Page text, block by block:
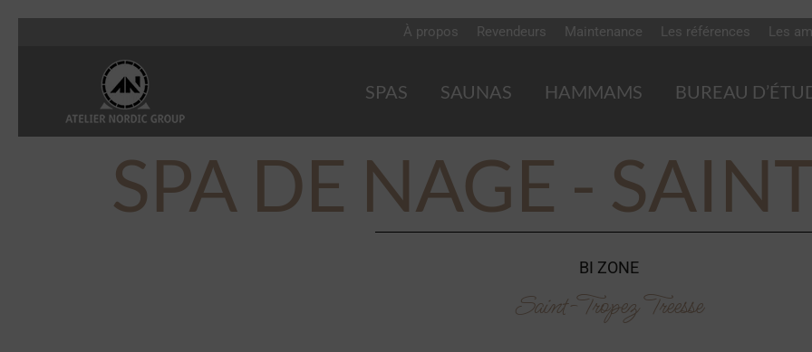
À propos Revendeurs Maintenance Les références Les
SPAS SAUNAS HAMMAMS BUREAU
SPA DE NAGE -
BI ZONE
Saint-Tropez Treesse